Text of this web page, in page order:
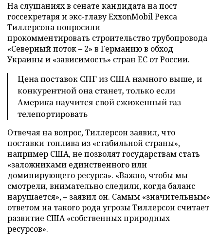
На слушаниях в сенате кандидата на пост
госсекретаря и экс-главу ExxonMobil Рекса
Тиллерсона попросили
прокомментировать строительство трубопровода
«Северный поток – 2» в Германию в обход
Украины и «зависимость» стран ЕС от России.
Цена поставок СПГ из США намного выше, и
конкурентной она станет, только если
Америка научится свой сжиженный газ
телепортировать
Отвечая на вопрос, Тиллерсон заявил, что
поставки топлива из «стабильной страны»,
например США, не позволят государствам стать
«заложниками единственного или
доминирующего ресурса». «Важно, чтобы мы
смотрели, внимательно следили, когда баланс
нарушается», – заявил он. Самым «значительным»
ответом на такого рода угрозы Тиллерсон считает
развитие США «собственных природных
ресурсов».